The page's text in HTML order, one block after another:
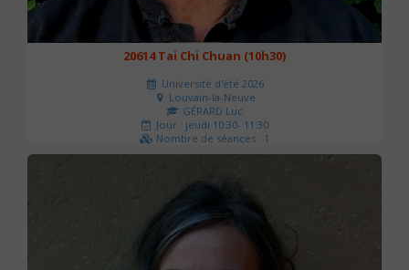
20614 Tai Chi Chuan (10h30)
Université d'été 2026
Louvain-la-Neuve
GÉRARD Luc
Jour : jeudi 10:30- 11:30
Nombre de séances : 1
0 €